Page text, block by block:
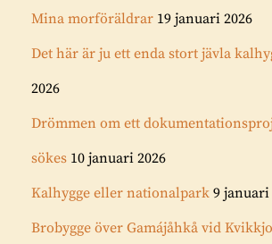
Mina morföräldrar 19 januari 2026
Det här är ju ett enda stort jävla
2026
Drömmen om ett
sökes 10 januari 2026
Kalhygge eller nationalpark 9 januari
Brobygge över Gamájåhkå vid